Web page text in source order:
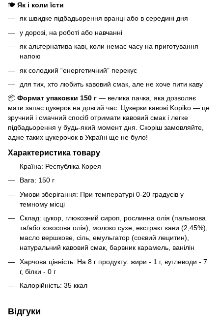
🍽️ Як і коли їсти
як швидке підбадьорення вранці або в середині дня
у дорозі, на роботі або навчанні
як альтернатива каві, коли немає часу на приготування
напою
як солодкий “енергетичний” перекус
для тих, хто любить кавовий смак, але не хоче пити каву
📦 Формат упаковки 150 г — велика пачка, яка дозволяє
мати запас цукерок на довгий час. Цукерки кавові Kopiko — це
зручний і смачний спосіб отримати кавовий смак і легке
підбадьорення у будь-який момент дня. Скоріш замовляйте,
адже таких цукерочок в Україні ще не було!
Характеристика товару
Країна: Республіка Корея
Вага: 150 г
Умови зберігання: При температурі 0-20 градусів у
темному місці
Склад: цукор, глюкозний сироп, рослинна олія (пальмова
та/або кокосова олія), молоко сухе, екстракт кави (2,45%),
масло вершкове, сіль, емульгатор (соєвий лецитин),
натуральний кавовий смак, барвник карамель, ванілін
Харчова цінність: На 8 г продукту: жири - 1 г, вуглеводи - 7
г, білки - 0 г
Калорійність: 35 ккал
Відгуки